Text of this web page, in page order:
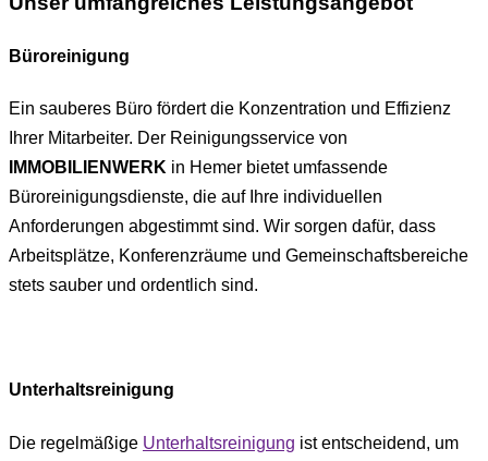
Büroreinigung
Ein sauberes Büro fördert die Konzentration und Effizienz
Ihrer Mitarbeiter. Der Reinigungsservice von
IMMOBILIENWERK in Hemer bietet umfassende
Büroreinigungsdienste, die auf Ihre individuellen
Anforderungen abgestimmt sind. Wir sorgen dafür, dass
Arbeitsplätze, Konferenzräume und Gemeinschaftsbereiche
stets sauber und ordentlich sind.
Unterhaltsreinigung
Die regelmäßige Unterhaltsreinigung ist entscheidend, um